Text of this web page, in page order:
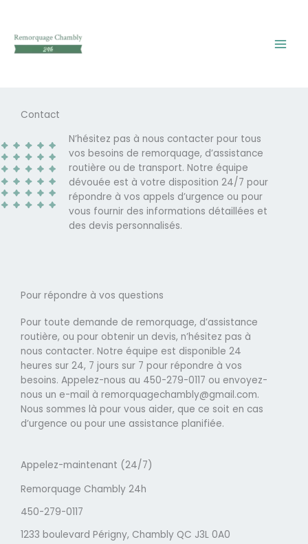
content
Contact
N’hésitez pas à nous contacter pour tous
vos besoins de remorquage, d’assistance
routière ou de transport. Notre équipe
dévouée est à votre disposition 24/7 pour
répondre à vos appels d’urgence ou pour
vous fournir des informations détaillées et
des devis personnalisés.
Pour répondre à vos questions
Pour toute demande de remorquage, d’assistance
routière, ou pour obtenir un devis, n’hésitez pas à
nous contacter. Notre équipe est disponible 24
heures sur 24, 7 jours sur 7 pour répondre à vos
besoins. Appelez-nous au 450-279-0117 ou envoyez-
nous un e-mail à remorquagechambly@gmail.com.
Nous sommes là pour vous aider, que ce soit en cas
d’urgence ou pour une assistance planifiée.
Appelez-maintenant (24/7)
Remorquage Chambly 24h
450-279-0117
1233 boulevard Périgny, Chambly QC J3L 0A0